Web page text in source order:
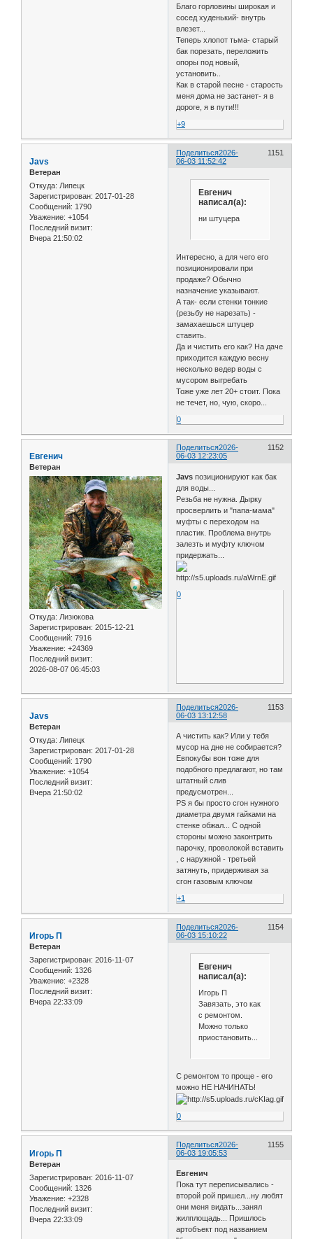
Благо горловины широкая и
сосед худенький- внутрь
влезет...
Теперь хлопот тьма- старый
бак порезать, переложить
опоры под новый,
установить..
Как в старой песне - старость
меня дома не застанет- я в
дороге, я в пути!!!
+9
Поделиться 1151
2026-
06-03 11:52:42
Javs
Ветеран
Откуда: Липецк
Зарегистрирован: 2017-01-28
Сообщений: 1790
Уважение: +1054
Последний визит:
Вчера 21:50:02
Евгенич
написал(а):
ни штуцера
Интересно, а для чего его
позиционировали при
продаже? Обычно
назначение указывают.
А так- если стенки тонкие
(резьбу не нарезать) -
замахаешься штуцер
ставить.
Да и чистить его как? На даче
приходится каждую весну
несколько ведер воды с
мусором выгребать
Тоже уже лет 20+ стоит. Пока
не течет, но, чую, скоро...
0
Поделиться 1152
2026-
06-03 12:23:05
Евгенич
Ветеран
Откуда: Лизюкова
Зарегистрирован: 2015-12-21
Сообщений: 7916
Уважение: +24369
Последний визит:
2026-08-07 06:45:03
Javs позиционируют как бак
для воды...
Резьба не нужна. Дырку
просверлить и "папа-мама"
муфты с переходом на
пластик. Проблема внутрь
залезть и муфту ключом
придержать...
0
Поделиться 1153
2026-
06-03 13:12:58
Javs
Ветеран
Откуда: Липецк
Зарегистрирован: 2017-01-28
Сообщений: 1790
Уважение: +1054
Последний визит:
Вчера 21:50:02
А чистить как? Или у тебя
мусор на дне не собирается?
Евпокубы вон тоже для
подобного предлагают, но там
штатный слив
предусмотрен...
PS я бы просто сгон нужного
диаметра двумя гайками на
стенке обжал... С одной
стороны можно законтрить
парочку, проволокой вставить
, с наружной - третьей
затянуть, придерживая за
сгон газовым ключом
+1
Поделиться 1154
2026-
06-03 15:10:22
Игорь П
Ветеран
Зарегистрирован: 2016-11-07
Сообщений: 1326
Уважение: +2328
Последний визит:
Вчера 22:33:09
Евгенич
написал(а):
Игорь П
Завязать, это как
с ремонтом.
Можно только
приостановить...
С ремонтом то проще - его
можно НЕ НАЧИНАТЬ!
0
Поделиться 1155
2026-
06-03 19:05:53
Игорь П
Ветеран
Зарегистрирован: 2016-11-07
Сообщений: 1326
Уважение: +2328
Последний визит:
Вчера 22:33:09
Евгенич
Пока тут переписывались -
второй рой пришел...ну любят
они меня видать...занял
жилплощадь... Пришлось
артобъект под названием